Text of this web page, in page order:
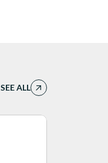
SEE ALL